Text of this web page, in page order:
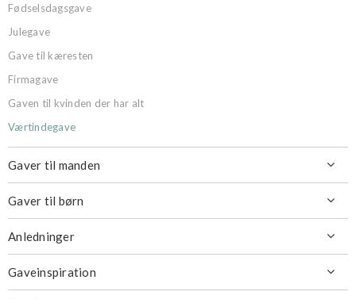
Fødselsdagsgave
Julegave
Gave til kæresten
Firmagave
Gaven til kvinden der har alt
Værtindegave
Gaver til manden 
Gaver til børn 
Anledninger 
Gaveinspiration 